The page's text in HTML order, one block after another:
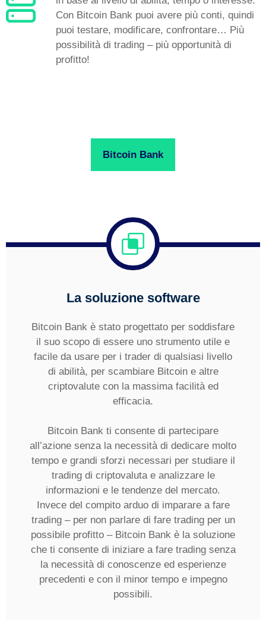
Con Bitcoin Bank puoi avere più conti, quindi
puoi testare, modificare, confrontare… Più
possibilità di trading – più opportunità di
profitto!
Bitcoin Bank
La soluzione software
Bitcoin Bank è stato progettato per soddisfare
il suo scopo di essere uno strumento utile e
facile da usare per i trader di qualsiasi livello
di abilità, per scambiare Bitcoin e altre
criptovalute con la massima facilità ed
efficacia.
Bitcoin Bank ti consente di partecipare
all’azione senza la necessità di dedicare molto
tempo e grandi sforzi necessari per studiare il
trading di criptovaluta e analizzare le
informazioni e le tendenze del mercato.
Invece del compito arduo di imparare a fare
trading – per non parlare di fare trading per un
possibile profitto – Bitcoin Bank è la soluzione
che ti consente di iniziare a fare trading senza
la necessità di conoscenze ed esperienze
precedenti e con il minor tempo e impegno
possibili.